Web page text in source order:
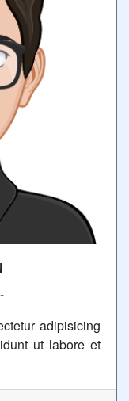
adipisicing
ut labore et